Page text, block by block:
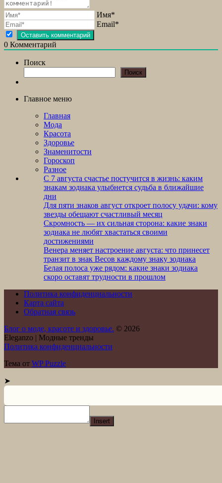
Имя*
Email*
0 Комментарий
Поиск
Поиск
Главное меню
Главная
Мода
Красота
Здоровье
Знаменитости
Гороскоп
Разное
С 7 августа счастье постучится в жизнь: каким
знакам зодиака улыбнется судьба в ближайшие
дни
Для пяти знаков август откроет полосу удачи: кому
звезды обещают счастливый месяц
Скромность — их сильная сторона: какие знаки
зодиака не любят хвастаться своими
достижениями
Венера меняет настроение августа: что принесет
транзит в знак Весов каждому знаку зодиака
Белая полоса уже рядом: какие знаки зодиака
скоро оставят трудности в прошлом
Политика конфиденциальности
Карта сайта
Обратная связь
Блог о моде, красоте и здоровье. © 2026
Eleganzo | Модные тренды
Политика конфиденциальности
Тема от WP Puzzle
➤
Insert